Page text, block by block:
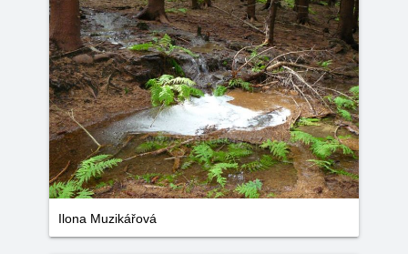
Ilona Muzikářová